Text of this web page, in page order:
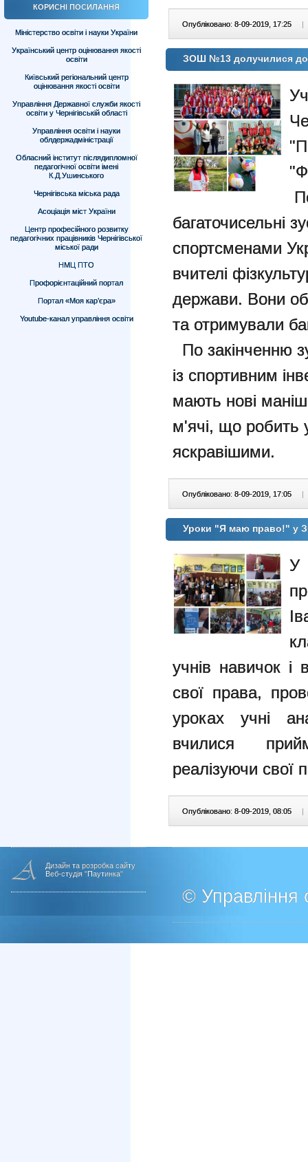
КОРИСНІ ПОСИЛАННЯ
Міністерство освіти і науки України
Український центр оцінювання якості
освіти
Київський регіональний центр
оцінювання якості освіти
Управління Державної служби якості
освіти у Чернігівській області
Управління освіти і науки
облдержадміністрації
Обласний інститут післядипломної
педагогічної освіти імені
К.Д.Ушинського
Чернігівська міська рада
Асоціація міст України
Центр професійного розвитку
педагогічних працівників Чернігівської
міської ради
НМЦ ПТО
Профорієнтаційний портал
Портал «Моя кар’єра»
Youtube-канал управління освіти
Опубліковано: 8-09-2019, 17:25 |
ЗОШ №13 долучилися до
багаточисельні
спортсменами
вчителі
держави. Вони
та отримували
По закінченню
із спортивним
мають нові
м'ячі, що робить
яскравішими.
Опубліковано: 8-09-2019, 17:05 |
Уроки "Я маю право!" у
У
учнів навичок і
свої права,
уроках учні
вчилися
реалізуючи свої
Опубліковано: 8-09-2019, 08:05 |
Дизайн та розробка сайту
Веб-студія "Паутинка"
© Управління